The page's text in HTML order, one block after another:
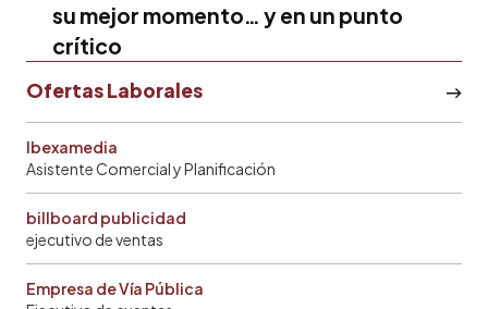
su mejor momento… y en un punto
crítico
Ofertas Laborales
Ibexamedia
Asistente Comercial y Planificación
billboard publicidad
ejecutivo de ventas
Empresa de Vía Pública